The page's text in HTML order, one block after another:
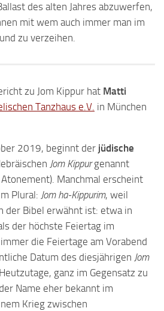
des alten Jahres abzuwerfen,
mit wem auch immer man im
zu verzeihen.
zu Jom Kippur hat Matti
Tanzhaus e.V. in München
2019, beginnt der jüdische
Jom Kippurgenannt
Plural: Jom ha-Kippurim, weil
der Bibel erwähnt ist: etwa in
der höchste Feiertag im
die Feiertage am Vorabend
Datum des diesjährigen Jom
ganz im Gegensatz zu
Name eher bekannt im
Krieg zwischen